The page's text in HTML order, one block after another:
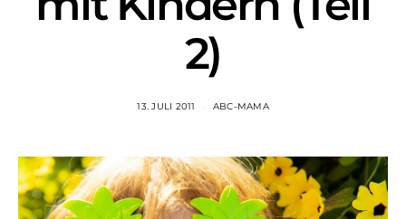
2)
13. JULI 2011 ABC-MAMA